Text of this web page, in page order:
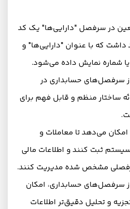
در سرفصل "دارایی‌ها" یک کد
که با عنوان "دارایی‌ها" و
شماره نمایش داده می‌شود.
سرفصل‌های حسابداری در
ساختار منظم و قابل فهم برای
امکان می‌دهد تا معاملات و
سیستم ثبت کنند و اطلاعات مالی
مشخص شده مدیریت کنند.
سرفصل‌های حسابداری، امکان
و تحلیل دقیق‌تر اطلاعات